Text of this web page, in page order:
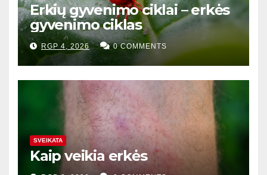
Erkių gyvenimo ciklai – erkės
gyvenimo ciklas
RGP 4, 2026 0 COMMENTS
SVEIKATA
Kaip veikia erkės